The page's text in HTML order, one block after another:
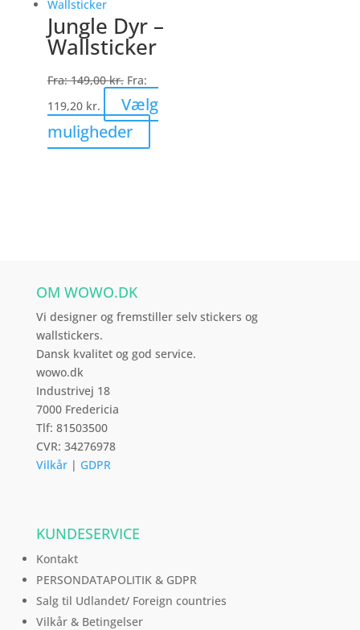
Mulighederne
kan
på
varesiden
Jungle Dyr –
Wallsticker
Fra:149,00kr. Fra:
119,20 kr.
Vælg
muligheder
vare
varesiden
OM WOWO.DK
Vi designer og fremstiller selv stickers og
wallstickers.
Dansk kvalitet og god service.
wowo.dk
Industrivej 18
7000 Fredericia
Tlf: 81503500
CVR: 34276978
Vilkår| GDPR
KUNDESERVICE
Kontakt
PERSONDATAPOLITIK & GDPR
Salg til Udlandet/ Foreign countries
Vilkår & Betingelser